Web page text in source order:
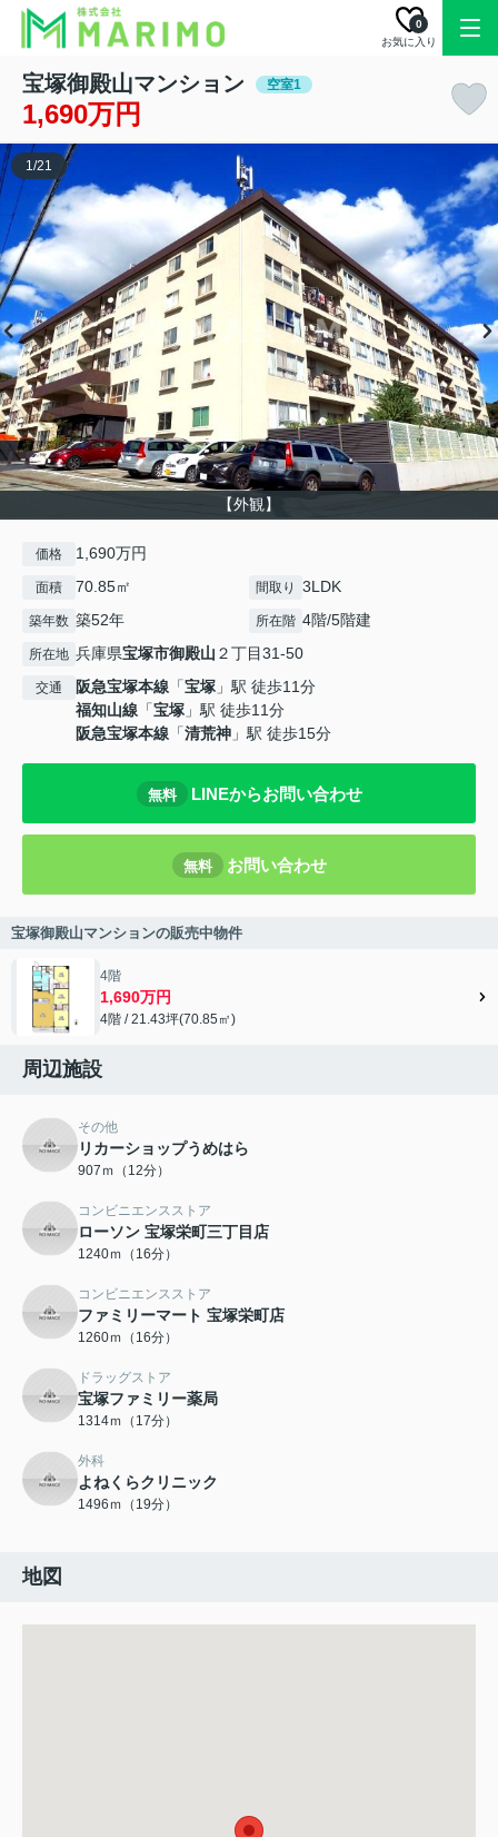
お気に入り
0
宝塚御殿山マンション 空室1
1,690万円
【外観】
1/21
価格 1,690万円
面積 70.85㎡ 間取り 3LDK
築年数 築52年 所在階 4階/5階建
所在地 兵庫県宝塚市御殿山 ２丁目31-50
交通 阪急宝塚本線 「宝塚 」駅 徒歩11分
福知山線 「宝塚 」駅 徒歩11分
阪急宝塚本線 「清荒神 」駅 徒歩15分
無料 LINEからお問い合わせ
無料 お問い合わせ
宝塚御殿山マンションの販売中物件
4階
1,690万円
4階 / 21.43坪(70.85㎡)
周辺施設
その他
リカーショップうめはら
907ｍ（12分）
コンビニエンスストア
ローソン 宝塚栄町三丁目店
1240ｍ（16分）
コンビニエンスストア
ファミリーマート 宝塚栄町店
1260ｍ（16分）
ドラッグストア
宝塚ファミリー薬局
1314ｍ（17分）
外科
よねくらクリニック
1496ｍ（19分）
地図